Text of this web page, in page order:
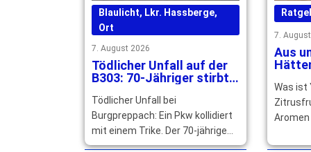
Blaulicht, Lkr. Hassberge,
Ort
7. August 2026
Tödlicher Unfall auf der
B303: 70-Jähriger stirbt
Tödlicher Unfall bei
Burgpreppach: Ein Pkw kollidiert
mit einem Trike. Der 70-jährige
Fahrer stirbt, sein 14-jähriger
7.
Aus
Was ist